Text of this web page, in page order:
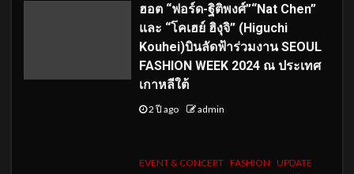
ฮอต “ฟอร์ด-ฐิติพงศ์”“Nat Chen”
และ “โคเฮย์ ฮิงุจิ” (Higuchi
Kouhei)บินลัดฟ้าร่วมงาน SEOUL
FASHION WEEK 2024 ณ ประเทศ
เกาหลีใต้
2 ปี ago admin
EVENT & CONCERT FASHION UPDATE